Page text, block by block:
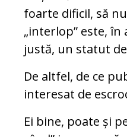
foarte dificil, să
„interlop” este, în
justă, un statut
De altfel, de ce
interesat de
Ei bine, poate și